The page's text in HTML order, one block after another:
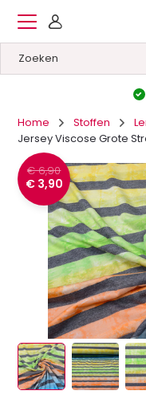
Home
Stoffen
Jersey Viscose Grote
€ 6,90
€ 3,90